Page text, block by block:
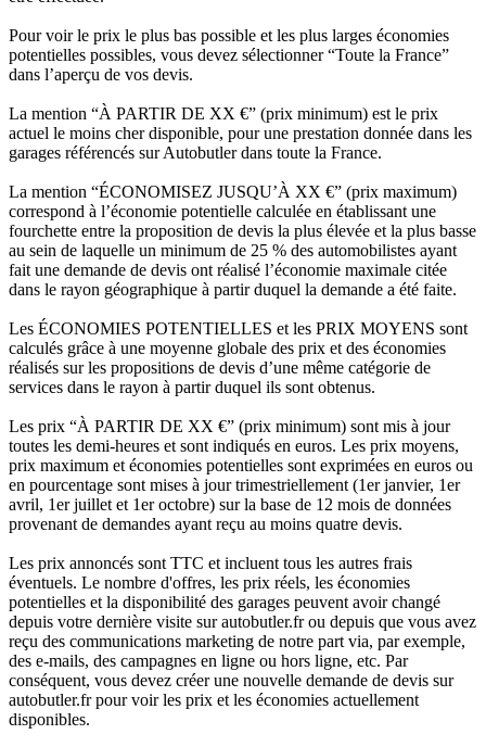
Pour voir le prix le plus bas possible et les plus larges économies
potentielles possibles, vous devez sélectionner “Toute la France”
dans l’aperçu de vos devis.
La mention “À PARTIR DE XX €” (prix minimum) est le prix
actuel le moins cher disponible, pour une prestation donnée dans les
garages référencés sur Autobutler dans toute la France.
La mention “ÉCONOMISEZ JUSQU’À XX €” (prix maximum)
correspond à l’économie potentielle calculée en établissant une
fourchette entre la proposition de devis la plus élevée et la plus basse
au sein de laquelle un minimum de 25 % des automobilistes ayant
fait une demande de devis ont réalisé l’économie maximale citée
dans le rayon géographique à partir duquel la demande a été faite.
Les ÉCONOMIES POTENTIELLES et les PRIX MOYENS sont
calculés grâce à une moyenne globale des prix et des économies
réalisés sur les propositions de devis d’une même catégorie de
services dans le rayon à partir duquel ils sont obtenus.
Les prix “À PARTIR DE XX €” (prix minimum) sont mis à jour
toutes les demi-heures et sont indiqués en euros. Les prix moyens,
prix maximum et économies potentielles sont exprimées en euros ou
en pourcentage sont mises à jour trimestriellement (1er janvier, 1er
avril, 1er juillet et 1er octobre) sur la base de 12 mois de données
provenant de demandes ayant reçu au moins quatre devis.
Les prix annoncés sont TTC et incluent tous les autres frais
éventuels. Le nombre d'offres, les prix réels, les économies
potentielles et la disponibilité des garages peuvent avoir changé
depuis votre dernière visite sur autobutler.fr ou depuis que vous avez
reçu des communications marketing de notre part via, par exemple,
des e-mails, des campagnes en ligne ou hors ligne, etc. Par
conséquent, vous devez créer une nouvelle demande de devis sur
autobutler.fr pour voir les prix et les économies actuellement
disponibles.